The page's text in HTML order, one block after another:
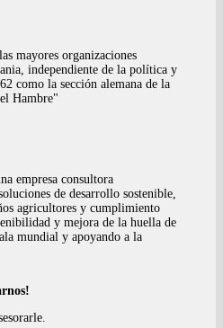
mayores organizaciones
independiente de la política y
como la sección alemana de la
Hambre"
empresa consultora
de desarrollo sostenible,
agricultores y cumplimiento
y mejora de la huella de
mundial y apoyando a la